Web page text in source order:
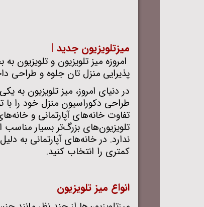
میزتلویزیون جدید |
امروزه میز تلویزیون و
پذیرایی منزل تان جلوه و طراحی
در دنیای امروز، میز تلویزیون
طراحی دکوراسیون منزل خود را با
تفاوت خانه‌های آپارتمانی و
تلویزیون‌های بزرگ‌تر بسیار
ندارد. در خانه‌های آپارتمانی به
کمتری را انتخاب کنید.
انواع میز تلویزیون